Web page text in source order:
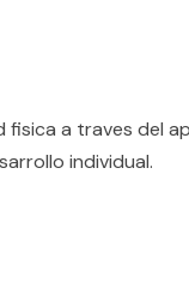
a traves del
individual.